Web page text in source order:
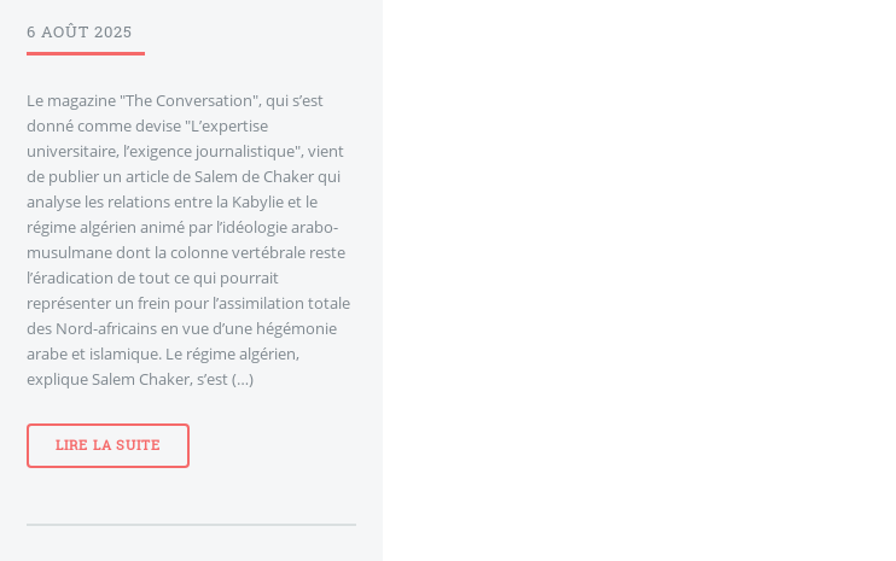
6 AOÛT 2025
Le magazine "The Conversation", qui s’est
donné comme devise "L’expertise
universitaire, l’exigence journalistique", vient
de publier un article de Salem de Chaker qui
analyse les relations entre la Kabylie et le
régime algérien animé par l’idéologie arabo-
musulmane dont la colonne vertébrale reste
l’éradication de tout ce qui pourrait
représenter un frein pour l’assimilation totale
des Nord-africains en vue d’une hégémonie
arabe et islamique. Le régime algérien,
explique Salem Chaker, s’est (…)
LIRE LA SUITE